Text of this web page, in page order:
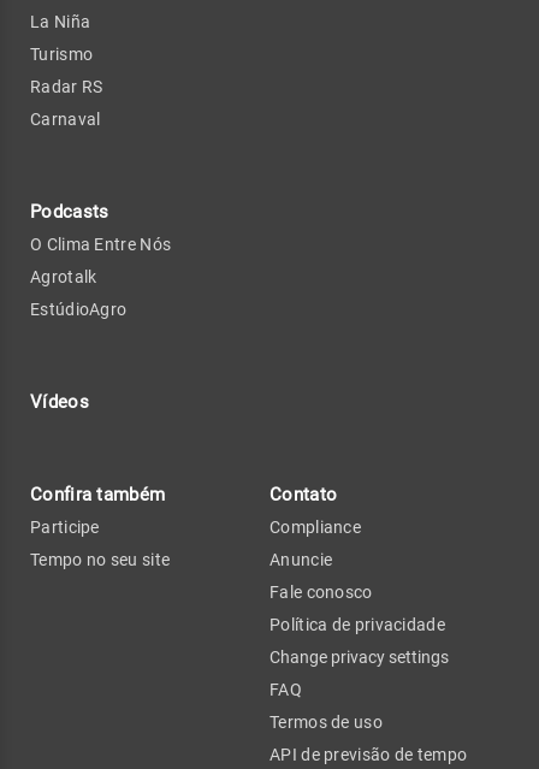
La Niña
Turismo
Radar RS
Carnaval
Podcasts
O Clima Entre Nós
Agrotalk
EstúdioAgro
Vídeos
Confira também
Participe
Tempo no seu site
Contato
Compliance
Anuncie
Fale conosco
Política de privacidade
Change privacy settings
FAQ
Termos de uso
API de previsão de tempo